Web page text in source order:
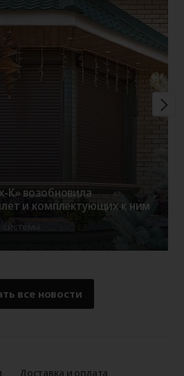
К» возобновила
и комплектующих к ним
все новости
Доставка и оплата